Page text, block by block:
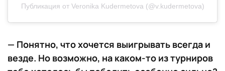
Публикация от Veronika Kudermetova (@v.kudermetova)
— Понятно, что хочется выигрывать всегда и
везде. Но возможно, на каком-то из турниров